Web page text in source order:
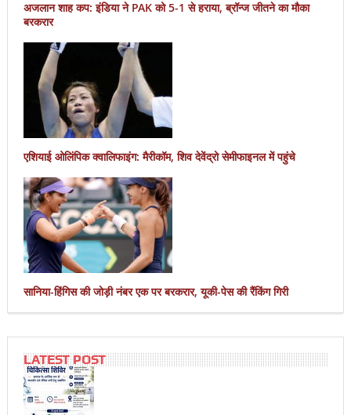
अजलान शाह कप: इंडिया ने PAK को 5-1 से हराया, ब्रॉन्ज जीतने का मौका
बरकरार
एशियाई ओलिंपिक क्वालिफाइंग: मैरीकॉम, शिव देवेंद्रो सेमीफाइनल में पहुंचे
सानिया-हिंगिस की जोड़ी नंबर एक पर बरकरार, यूकी-पेस की रैंकिंग गिरी
LATEST POST